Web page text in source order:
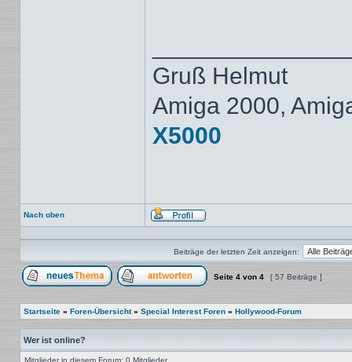
Gruß Helmut
Amiga 2000,
X5000
Nach oben
Profil
Beiträge der letzten Zeit anzeigen:
Seite 4 von 4 [ 57 Beiträge ]
Startseite » Foren-Übersicht» Special Interest Foren » Hollywood-Forum
Wer ist online?
Mitglieder in diesem Forum: 0 Mitglieder